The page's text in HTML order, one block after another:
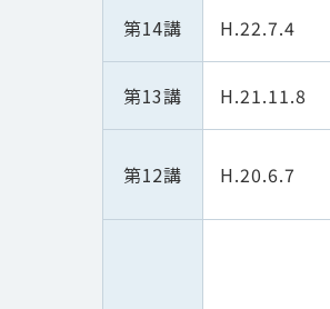
第14講 H.22.7.4
第13講 H.21.11.8
第12講 H.20.6.7